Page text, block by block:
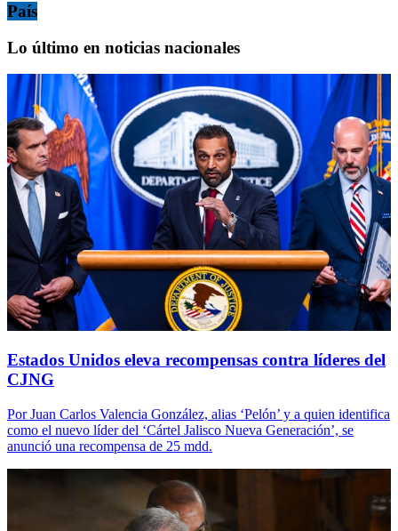
País
Lo último en noticias nacionales
Estados Unidos eleva recompensas contra líderes del
CJNG
Por Juan Carlos Valencia González, alias ‘Pelón’ y a quien identifica
como el nuevo líder del ‘Cártel Jalisco Nueva Generación’, se
anunció una recompensa de 25 mdd.